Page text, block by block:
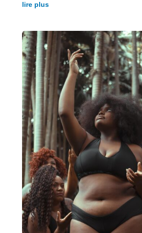
lire plus